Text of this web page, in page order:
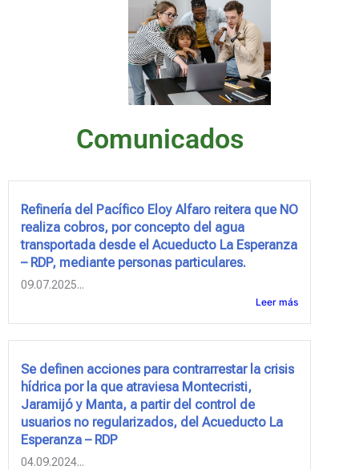
Comunicados
Refinería del Pacífico Eloy Alfaro reitera que NO
realiza cobros, por concepto del agua
transportada desde el Acueducto La Esperanza
– RDP, mediante personas particulares.
09.07.2025...
Leer más
Se definen acciones para contrarrestar la crisis
hídrica por la que atraviesa Montecristi,
Jaramijó y Manta, a partir del control de
usuarios no regularizados, del Acueducto La
Esperanza – RDP
04.09.2024...